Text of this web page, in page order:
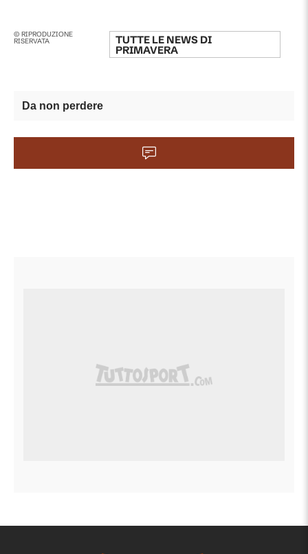
© RIPRODUZIONE
RISERVATA TUTTE LE NEWS DI
PRIMAVERA
Da non perdere